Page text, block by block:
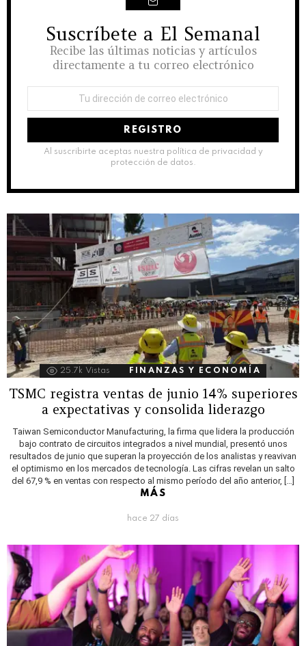
NEWSLETTER
Suscríbete a El Semanal
Recibe las últimas noticias y artículos
directamente a tu correo electrónico
correo
Al suscribirte aceptas nuestra política de privacidad y
protección de datos.
25.7k Vistas FINANZAS Y ECONOMÍA
TSMC registra ventas de junio 14% superiores
a expectativas y consolida liderazgo
Taiwan Semiconductor Manufacturing, la firma que lidera la producción
bajo contrato de circuitos integrados a nivel mundial, presentó unos
resultados de junio que superan la proyección de los analistas y reavivan
el optimismo en los mercados de tecnología. Las cifras revelan un salto
del 67,9 % en ventas con respecto al mismo período del año anterior, […]
MÁS
hace 27 días